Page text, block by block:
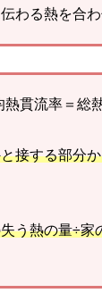
わる熱を合わ
熱貫流率＝総
接する部分
う熱の量÷家